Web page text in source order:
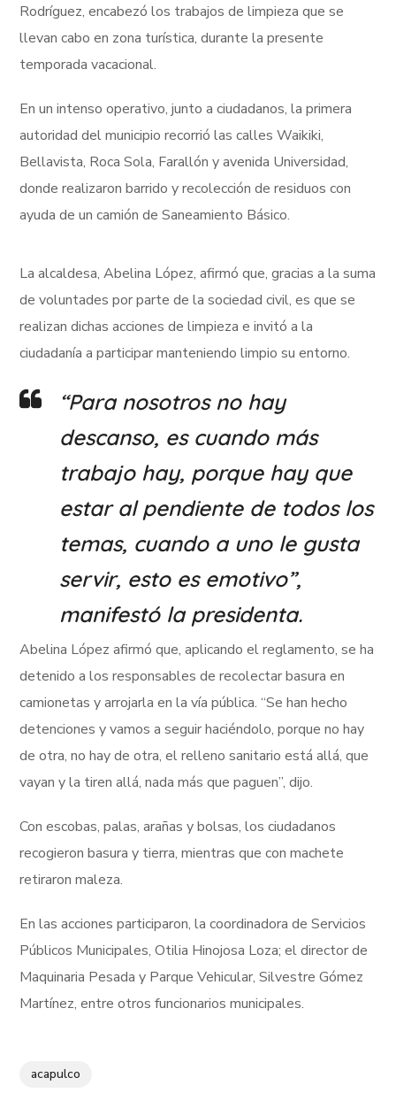
Rodríguez, encabezó los trabajos de limpieza que se
llevan cabo en zona turística, durante la presente
temporada vacacional.
En un intenso operativo, junto a ciudadanos, la primera
autoridad del municipio recorrió las calles Waikiki,
Bellavista, Roca Sola, Farallón y avenida Universidad,
donde realizaron barrido y recolección de residuos con
ayuda de un camión de Saneamiento Básico.
La alcaldesa, Abelina López, afirmó que, gracias a la suma
de voluntades por parte de la sociedad civil, es que se
realizan dichas acciones de limpieza e invitó a la
ciudadanía a participar manteniendo limpio su entorno.
“Para nosotros no hay
descanso, es cuando más
trabajo hay, porque hay que
estar al pendiente de todos los
temas, cuando a uno le gusta
servir, esto es emotivo”,
manifestó la presidenta.
Abelina López afirmó que, aplicando el reglamento, se ha
detenido a los responsables de recolectar basura en
camionetas y arrojarla en la vía pública. “Se han hecho
detenciones y vamos a seguir haciéndolo, porque no hay
de otra, no hay de otra, el relleno sanitario está allá, que
vayan y la tiren allá, nada más que paguen”, dijo.
Con escobas, palas, arañas y bolsas, los ciudadanos
recogieron basura y tierra, mientras que con machete
retiraron maleza.
En las acciones participaron, la coordinadora de Servicios
Públicos Municipales, Otilia Hinojosa Loza; el director de
Maquinaria Pesada y Parque Vehicular, Silvestre Gómez
Martínez, entre otros funcionarios municipales.
acapulco